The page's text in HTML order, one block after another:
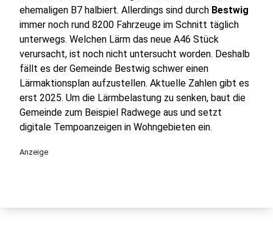
ehemaligen B7 halbiert. Allerdings sind durch Bestwig
immer noch rund 8200 Fahrzeuge im Schnitt täglich
unterwegs. Welchen Lärm das neue A46 Stück
verursacht, ist noch nicht untersucht worden. Deshalb
fällt es der Gemeinde Bestwig schwer einen
Lärmaktionsplan aufzustellen. Aktuelle Zahlen gibt es
erst 2025. Um die Lärmbelastung zu senken, baut die
Gemeinde zum Beispiel Radwege aus und setzt
digitale Tempoanzeigen in Wohngebieten ein.
Anzeige